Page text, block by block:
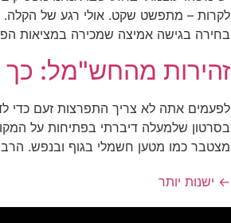
לקרות – מתפשט שקט. אולי רגע של הקלה.
בחירה בגישה אמיצה שמכירה במציאות
זהירות מהחש"מל:
לפעמים אתה לא צריך התפרצות זעם כדי
בסרטון שלמעלה דיברתי בפתיחות על
מצטבר כמו מטען חשמלי בגוף ובנפש.
← ישנות יותר